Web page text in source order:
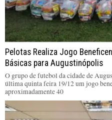
Pelotas Realiza Jogo
Básicas para Augustinópolis
O grupo de futebol da cidade de
última quinta feira 19/12 um jogo
aproximadamente 40